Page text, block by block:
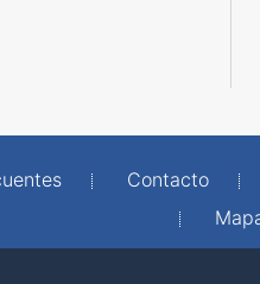
Contacto